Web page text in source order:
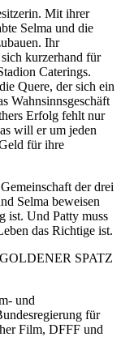
Mit ihrer
Selma und die
Ihr
kurzerhand für
Caterings.
Quere, der sich ein
Wahnsinnsgeschäft
Erfolg fehlt nur
will er um jeden
für ihre
der drei
Selma beweisen
ist. Und Patty muss
das Richtige ist.
GOLDENER SPATZ
und
für
Film, DFFF und